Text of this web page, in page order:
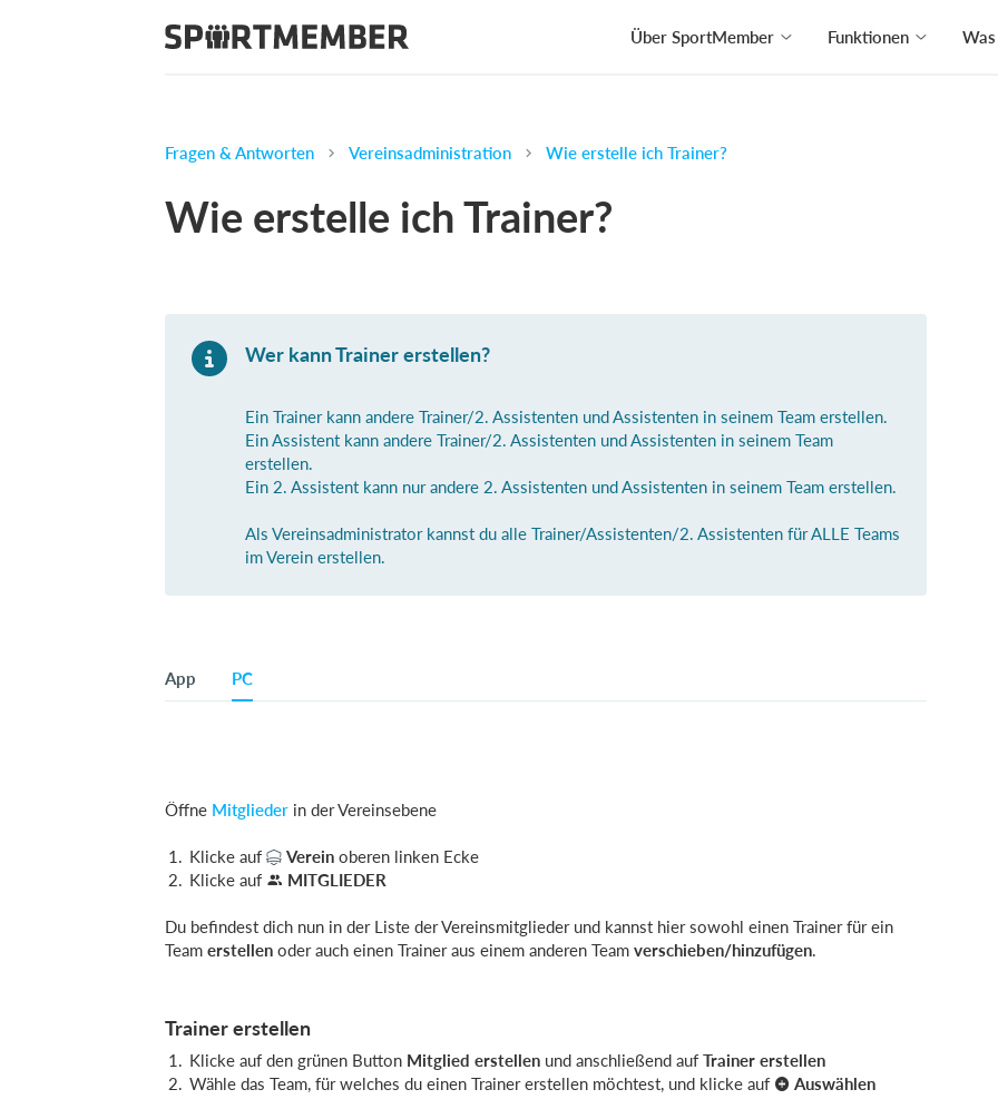
Über SportMember Funktionen
Fragen & Antworten Vereinsadministration Wie erstelle ich Trainer?
Wie erstelle ich Trainer?
Wer kann Trainer erstellen?
Ein Trainer kann andere Trainer/2. Assistenten und Assistenten in seinem Team erstellen.
Ein Assistent kann andere Trainer/2. Assistenten und Assistenten in seinem Team
erstellen.
Ein 2. Assistent kann nur andere 2. Assistenten und Assistenten in seinem Team erstellen.
Als Vereinsadministrator kannst du alle Trainer/Assistenten/2. Assistenten für ALLE Teams
im Verein erstellen.
App PC
Öffne Mitglieder in der Vereinsebene
Klicke auf Verein oberen linken Ecke
Klicke auf
MITGLIEDER
Du befindest dich nun in der Liste der Vereinsmitglieder und kannst hier sowohl einen Trainer für ein
Team erstellen oder auch einen Trainer aus einem anderen Team verschieben/hinzufügen.
Trainer erstellen
Klicke auf den grünen Button Mitglied erstellen und anschließend auf Trainer erstellen
Wähle das Team, für welches du einen Trainer erstellen möchtest, und klicke auf
Auswählen